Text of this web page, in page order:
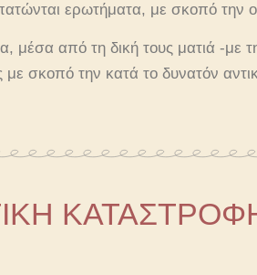
ερωτήματα, με σκοπό την
μέσα από τη δική τους ματιά -με
με σκοπό την κατά το δυνατόν